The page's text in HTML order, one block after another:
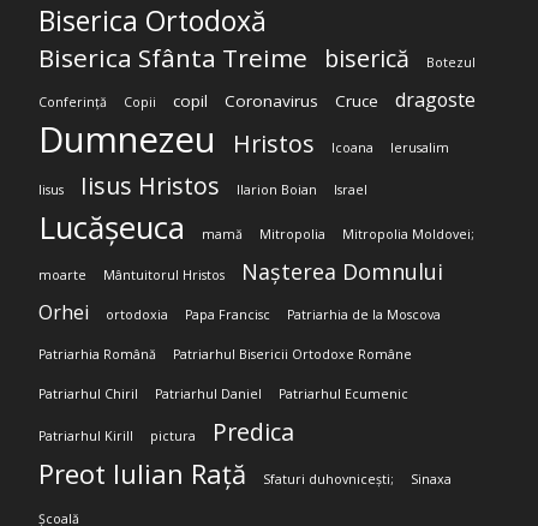
Biserica Ortodoxă
Biserica Sfânta Treime biserică Botezul
Conferință Copii copil Coronavirus Cruce dragoste
Dumnezeu Hristos Icoana Ierusalim
Iisus Iisus Hristos Ilarion Boian Israel
Lucășeuca mamă Mitropolia Mitropolia Moldovei;
moarte Mântuitorul Hristos Nașterea Domnului
Orhei ortodoxia Papa Francisc Patriarhia de la Moscova
Patriarhia Română Patriarhul Bisericii Ortodoxe Române
Patriarhul Chiril Patriarhul Daniel Patriarhul Ecumenic
Patriarhul Kirill pictura Predica
Preot Iulian Rață Sfaturi duhovnicești; Sinaxa
Școală